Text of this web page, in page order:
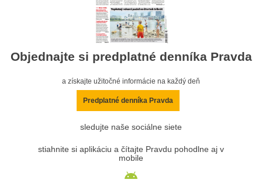
Objednajte si predplatné denníka Pravda
a získajte užitočné informácie na každý deň
Predplatné denníka Pravda
sledujte naše sociálne siete
stiahnite si aplikáciu a čítajte Pravdu pohodlne aj v
mobile